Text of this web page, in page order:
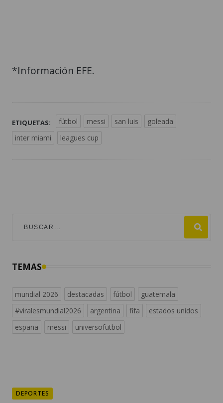
*Información EFE.
ETIQUETAS: fútbol messi san luis
goleada
inter miami
leagues cup
TEMAS
mundial 2026 destacadas fútbol
guatemala
#viralesmundial2026
argentina fifa
estados unidos
españa
messi universofutbol
DEPORTES